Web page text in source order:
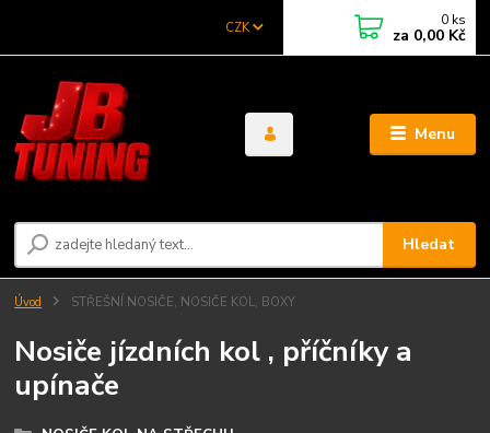
Menu
CZK
Hledat
0 ks
za 0,00 Kč
Úvod STŘEŠNÍ NOSIČE, NOSIČE KOL, BOXY
Nosiče jízdních kol , příčníky a
upínače